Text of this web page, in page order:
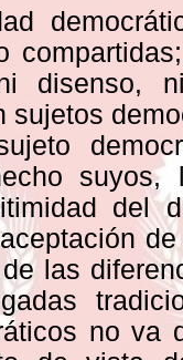
disenso,
sujetos
del
las
no va